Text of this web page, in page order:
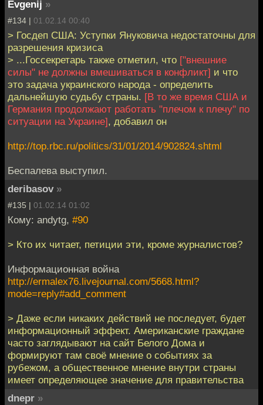
Evgenij »
#134 | 01.02.14 00:40
> Госдеп США: Уступки Януковича недостаточны для
разрешения кризиса
> ...Госсекретарь также отметил, что ["внешние
силы" не должны вмешиваться в конфликт] и что
это задача украинского народа - определить
дальнейшую судьбу страны. [В то же время США и
Германия продолжают работать "плечом к плечу" по
ситуации на Украине], добавил он
http://top.rbc.ru/politics/31/01/2014/902824.shtml
Беспалева выступил.
deribasov »
#135 | 01.02.14 01:02
Кому: andytg, #90
> Кто их читает, петиции эти, кроме журналистов?
Информационная война
http://ermalex76.livejournal.com/5668.html?
mode=reply#add_comment
> Даже если никаких действий не последует, будет
информационный эффект. Американские граждане
часто заглядывают на сайт Белого Дома и
формируют там своё мнение о событиях за
рубежом, а общественное мнение внутри страны
имеет определяющее значение для правительства
dnepr »